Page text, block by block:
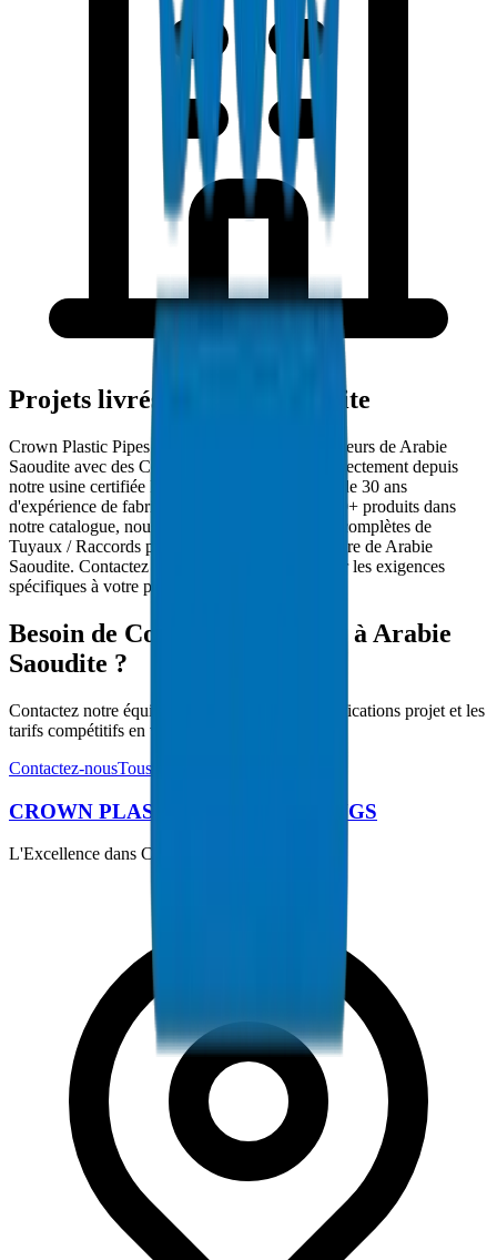
Projets livrés à Arabie Saoudite
Crown Plastic Pipes approvisionne les entrepreneurs de Arabie
Saoudite avec des Colles Solvant PVC livrés directement depuis
notre usine certifiée ISO 9001:2015. Avec plus de 30 ans
d'expérience de fabrication dans le CCG et 5000+ produits dans
notre catalogue, nous fournissons des solutions complètes de
Tuyaux / Raccords pour les projets d'infrastructure de Arabie
Saoudite. Contactez notre équipe technique pour les exigences
spécifiques à votre projet.
Besoin de Colles Solvant PVC à Arabie
Saoudite ?
Contactez notre équipe technique pour les spécifications projet et les
tarifs compétitifs en volume.
Contactez-nousTous les produits
CROWN PLASTIC PIPES / FITTINGS
L'Excellence dans Chaque Tuyau